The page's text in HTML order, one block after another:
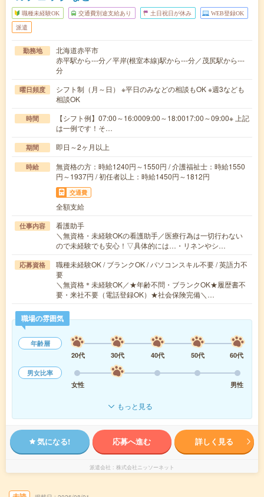
職種未経験OK 交通費別途支給あり 土日祝日が休み WEB登録OK
派遣
勤務地
北海道赤平市
赤平駅から---分／平岸(根室本線)駅から---分／茂尻駅から---
分
曜日頻度
シフト制（月～日） ※平日のみなどの相談もOK ※週3なども
相談OK
時間
【シフト例】07:00～16:0009:00～18:0017:00～09:00※ 上記
は一例です！そ…
期間 即日～2ヶ月以上
時給
無資格の方：時給1240円～1550円 / 介護福祉士：時給1550
円～1937円 / 初任者以上：時給1450円～1812円
交通費
全額支給
仕事内容
看護助手
＼無資格・未経験OKの看護助手／医療行為は一切行わない
ので未経験でも安心！▽具体的には…・リネンやシ…
応募資格
職種未経験OK / ブランクOK / パソコンスキル不要 / 英語力不
要
＼無資格＊未経験OK／★年齢不問・ブランクOK★履歴書不
要・来社不要（電話登録OK）★社会保険完備＼…
職場の雰囲気
年齢層
20代
30代 40代 50代
60代
男女比率
女性
男性
もっと見る
気になる! 応募へ進む 詳しく見る
派遣会社 株式会社ニッソーネット